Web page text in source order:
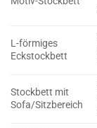
L-förmiges
Eckstockbett
Stockbett mit
Sofa/Sitzbereich